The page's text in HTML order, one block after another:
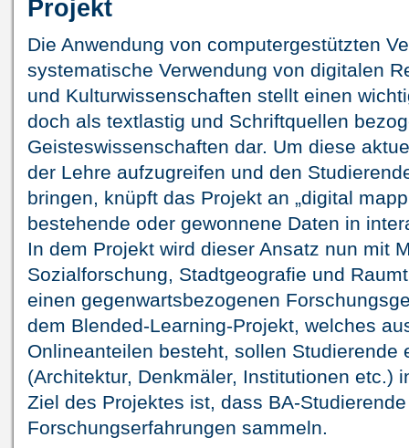
Projekt
Die Anwendung von computergestützten
systematische Verwendung von digitalen
und Kulturwissenschaften stellt einen
doch als textlastig und Schriftquellen
Geisteswissenschaften dar. Um diese
der Lehre aufzugreifen und den
bringen, knüpft das Projekt an „digital
bestehende oder gewonnene Daten in
In dem Projekt wird dieser Ansatz nun mit
Sozialforschung, Stadtgeografie und
einen gegenwartsbezogenen
dem Blended-Learning-Projekt, welches
Onlineanteilen besteht, sollen Studierende
(Architektur, Denkmäler, Institutionen etc.)
Ziel des Projektes ist, dass BA-
Forschungserfahrungen sammeln.